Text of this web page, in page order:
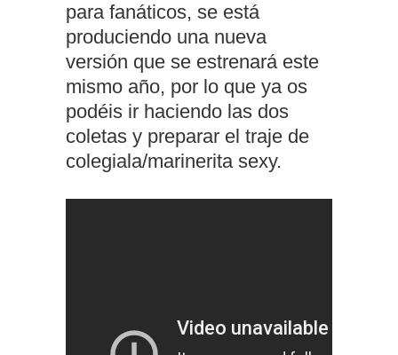
para fanáticos, se está
produciendo una nueva
versión que se estrenará este
mismo año, por lo que ya os
podéis ir haciendo las dos
coletas y preparar el traje de
colegiala/marinerita sexy.